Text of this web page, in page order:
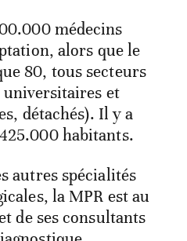
médecins
alors que le
80, tous secteurs
et
détachés). Il y a
habitants.
autres spécialités
la MPR est au
de ses consultants